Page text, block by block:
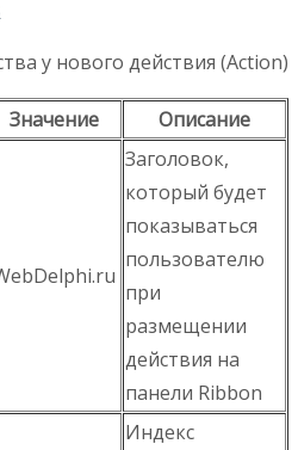
у нового действия (Action)
Значение Описание
Заголовок,
который будет
показываться
пользователю
при
размещении
действия на
панели Ribbon
Индекс